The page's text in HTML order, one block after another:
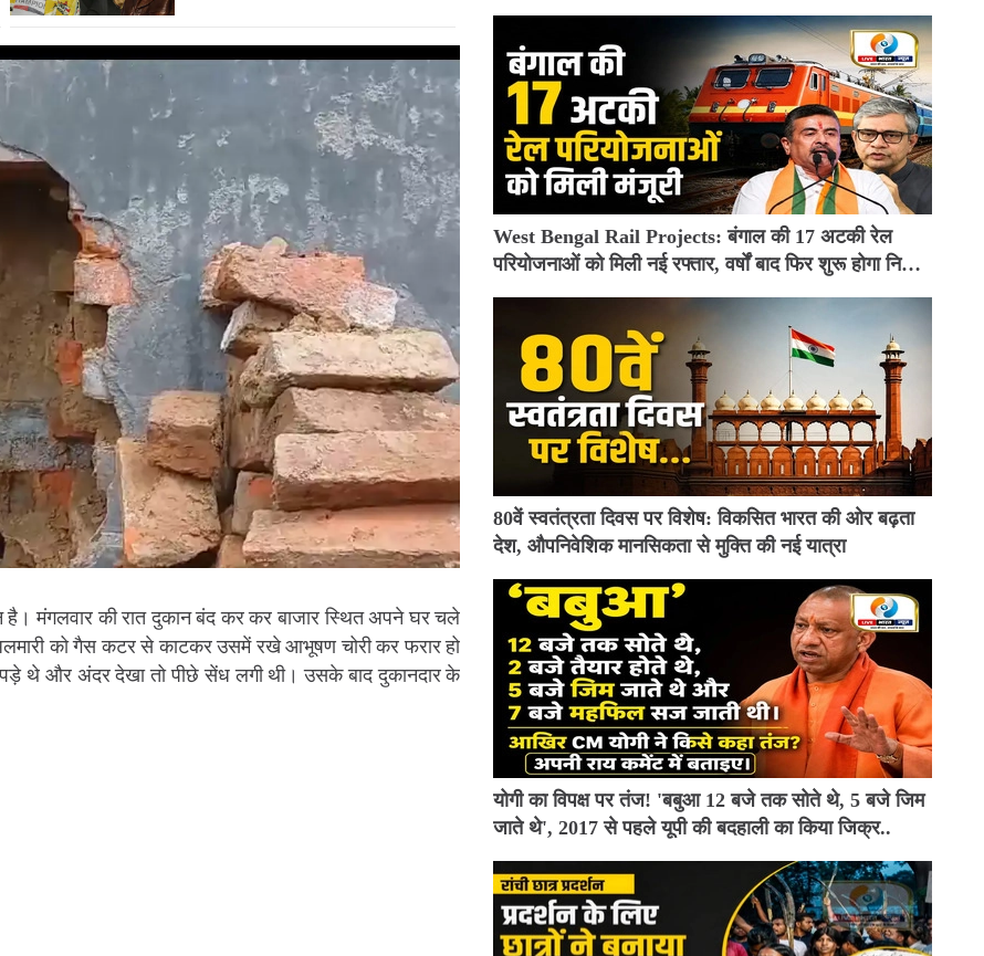
मंगलवार की रात दुकान बंद कर कर बाजार स्थित अपने घर चले
को गैस कटर से काटकर उसमें रखे आभूषण चोरी कर फरार हो
पड़े थे और अंदर देखा तो पीछे सेंध लगी थी। उसके बाद दुकानदार के
West Bengal Rail Projects: बंगाल की 17 अटकी रेल
परियोजनाओं को मिली नई रफ्तार, वर्षों बाद फिर शुरू होगा निर्माण
80वें स्वतंत्रता दिवस पर विशेष: विकसित भारत की ओर बढ़ता
देश, औपनिवेशिक मानसिकता से मुक्ति की नई यात्रा
योगी का विपक्ष पर तंज! 'बबुआ 12 बजे तक सोते थे, 5 बजे जिम
जाते थे', 2017 से पहले यूपी की बदहाली का किया जिक्र..